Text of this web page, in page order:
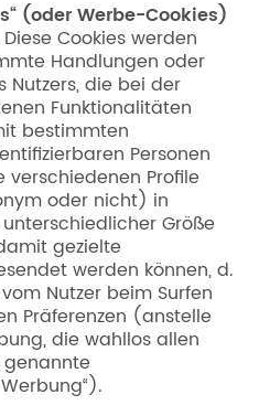
(oder Werbe-Cookies)
Cookies werden
Handlungen oder
Nutzers, die bei der
Funktionalitäten
bestimmten
Personen
verschiedenen Profile
oder nicht) in
Größe
gezielte
werden können, d.
Nutzer beim Surfen
Präferenzen (anstelle
die wahllos allen